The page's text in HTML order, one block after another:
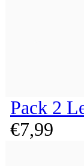
Pack 2
€7,99